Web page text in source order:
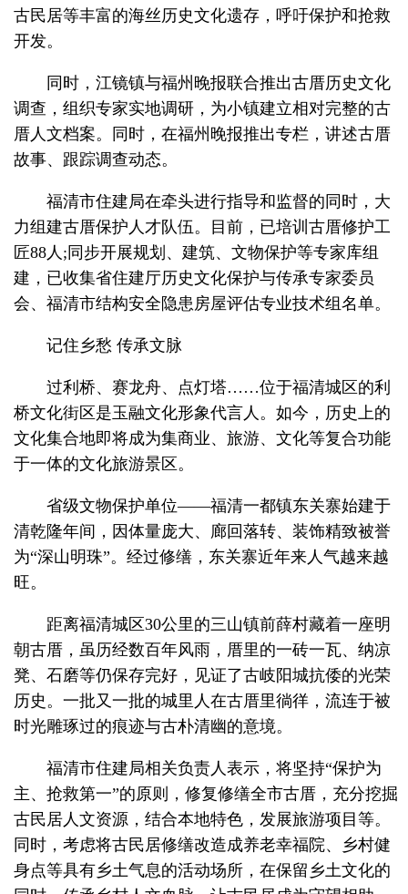
古民居等丰富的海丝历史文化遗存，呼吁保护和抢救
开发。
同时，江镜镇与福州晚报联合推出古厝历史文化
调查，组织专家实地调研，为小镇建立相对完整的古
厝人文档案。同时，在福州晚报推出专栏，讲述古厝
故事、跟踪调查动态。
福清市住建局在牵头进行指导和监督的同时，大
力组建古厝保护人才队伍。目前，已培训古厝修护工
匠88人;同步开展规划、建筑、文物保护等专家库组
建，已收集省住建厅历史文化保护与传承专家委员
会、福清市结构安全隐患房屋评估专业技术组名单。
记住乡愁 传承文脉
过利桥、赛龙舟、点灯塔……位于福清城区的利
桥文化街区是玉融文化形象代言人。如今，历史上的
文化集合地即将成为集商业、旅游、文化等复合功能
于一体的文化旅游景区。
省级文物保护单位——福清一都镇东关寨始建于
清乾隆年间，因体量庞大、廊回落转、装饰精致被誉
为“深山明珠”。经过修缮，东关寨近年来人气越来越
旺。
距离福清城区30公里的三山镇前薛村藏着一座明
朝古厝，虽历经数百年风雨，厝里的一砖一瓦、纳凉
凳、石磨等仍保存完好，见证了古岐阳城抗倭的光荣
历史。一批又一批的城里人在古厝里徜徉，流连于被
时光雕琢过的痕迹与古朴清幽的意境。
福清市住建局相关负责人表示，将坚持“保护为
主、抢救第一”的原则，修复修缮全市古厝，充分挖掘
古民居人文资源，结合本地特色，发展旅游项目等。
同时，考虑将古民居修缮改造成养老幸福院、乡村健
身点等具有乡土气息的活动场所，在保留乡土文化的